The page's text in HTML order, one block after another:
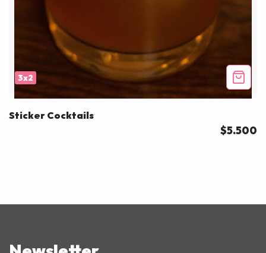
3x2
Sticker Cocktails
$5.500